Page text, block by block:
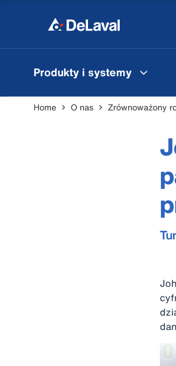
Produkty i systemy
Home O nas Zrównoważony